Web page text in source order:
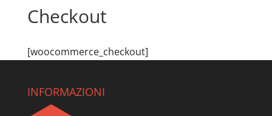
Checkout
[woocommerce_checkout]
INFORMAZIONI